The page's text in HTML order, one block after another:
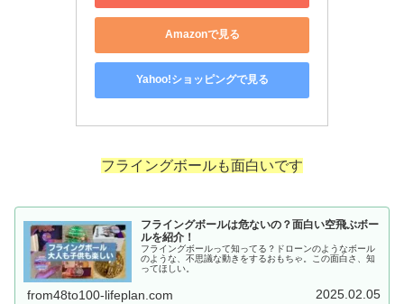
Amazonで見る
Yahoo!ショッピングで見る
フライングボールも面白いです
フライングボールは危ないの？面白い空飛ぶボー
ルを紹介！
フライングボールって知ってる？ドローンのようなボール
のような、不思議な動きをするおもちゃ。この面白さ、知
ってほしい。
from48to100-lifeplan.com 2025.02.05